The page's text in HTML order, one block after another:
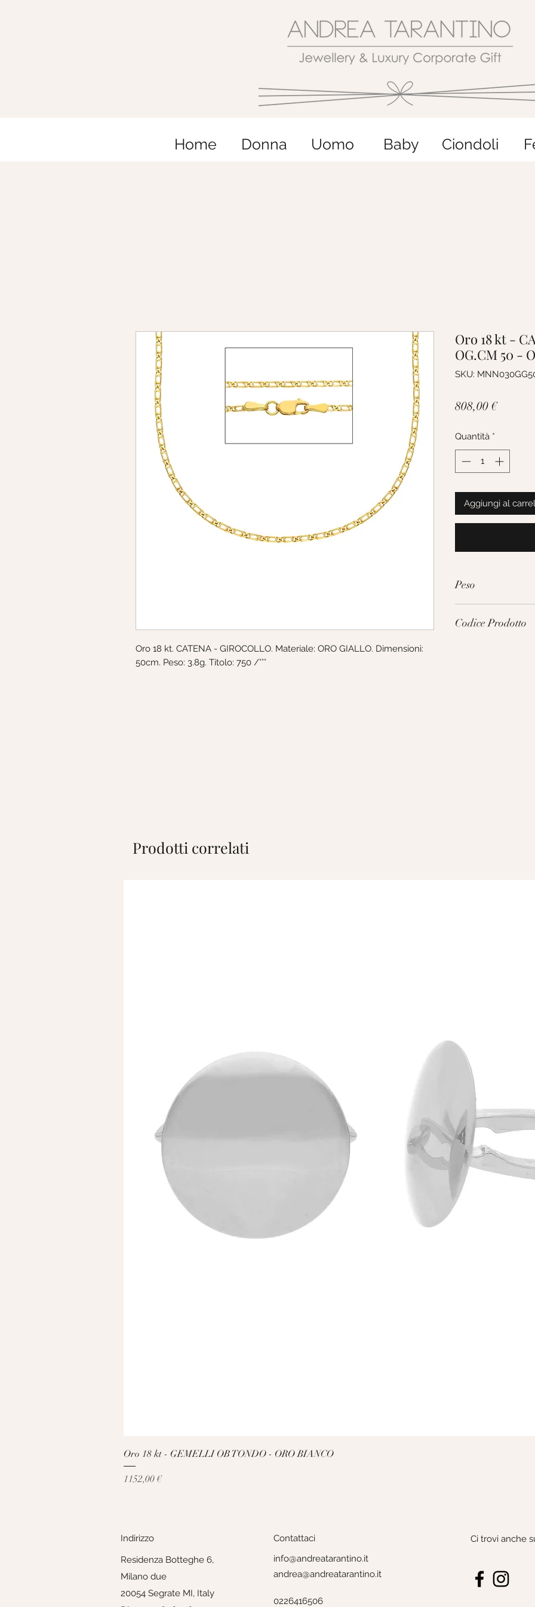
Home Donna Uomo Baby Ciondoli
Oro 18 kt. CATENA - GIROCOLLO. Materiale: ORO GIALLO. Dimensioni:
50cm. Peso: 3.8g. Titolo: 750 /°°°
Oro 18 kt -
OG.CM 50 -
SKU:
808,00 €Prezzo
Quantità *
Aggiungi al
Peso
Codice Prodotto
Prodotti correlati
Oro 18 kt - GEMELLI OB TONDO - ORO BIANCO
Prezzo
1152,00 €
Indirizzo
Residenza Botteghe 6,
Milano due
20054 Segrate MI, Italy
Contattaci
info@andreatarantino.it
andrea@andreatarantino.it
0226416506
Ci trovi anche